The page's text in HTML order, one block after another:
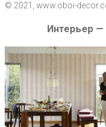
© 2021, www.oboi-
Интерьер —